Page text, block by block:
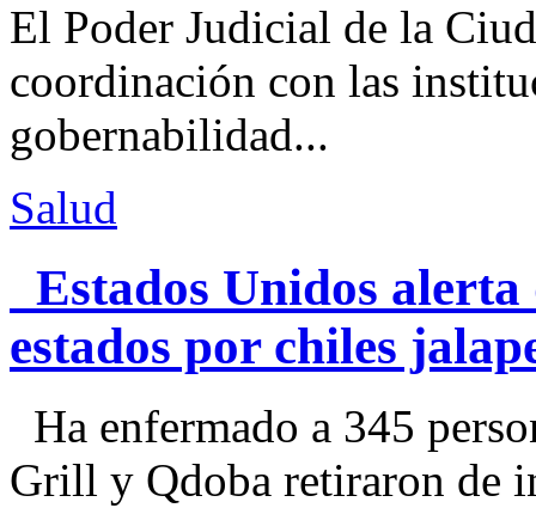
El Poder Judicial de la
coordinación con las
gobernabilidad...
Salud
Estados Unidos alerta
estados por chiles
Ha enfermado a 345
Grill y Qdoba retiraron de